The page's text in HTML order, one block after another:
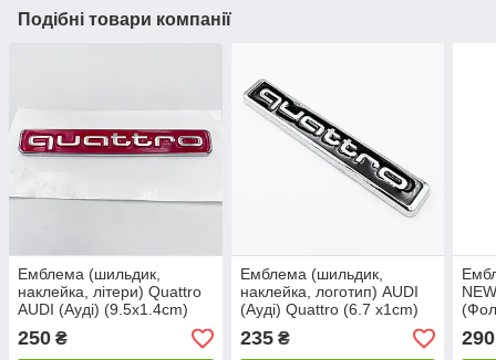
Подібні товари компанії
Емблема (шильдик,
наклейка, літери) Quattro
AUDI (Ауді) (9.5x1.4cm)
червоний + хром лого
250 ₴
Емблема (шильдик,
наклейка, логотип) AUDI
(Ауді) Quattro (6.7 x1cm)
Чорний
235₴ 290